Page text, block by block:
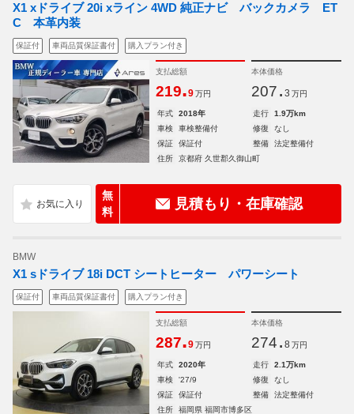
X1 xドライブ 20i xライン 4WD 純正ナビ バックカメラ ET
C 本革内装
保証付 車両品質保証書付 購入プラン付き
支払総額
219.9 万円
本体価格
207. 3 万円
年式 2018年 走行
1.9万km
車検
車検整備付 修復
なし
保証
保証付 整備
法定整備付
住所
京都府 久世郡久御山町
無
料
見積もり・在庫確認
BMW
X1 sドライブ 18i DCT シートヒーター パワーシート
保証付 車両品質保証書付 購入プラン付き
支払総額
287.9 万円
本体価格
274. 8 万円
年式 2020年 走行
2.1万km
車検
'27/9 修復
なし
保証
保証付 整備
法定整備付
住所
福岡県 福岡市博多区